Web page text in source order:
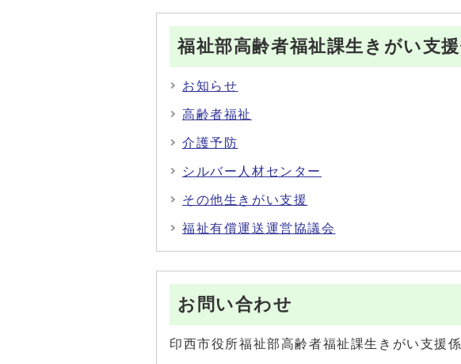
福祉部高齢者福祉課生きがい支
お知らせ
高齢者福祉
介護予防
シルバー人材センター
その他生きがい支援
福祉有償運送運営協議会
お問い合わせ
印西市役所福祉部高齢者福祉課生きがい支援係